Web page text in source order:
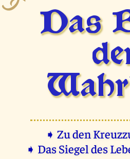
Das
➧ Zu den
➧ Das Siegel des